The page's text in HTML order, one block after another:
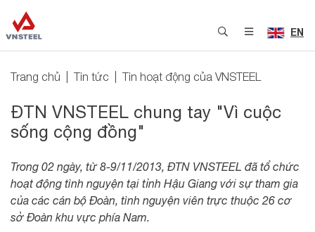
EN
Trang chủ Tin tức Tin hoạt động của VNSTEEL
ĐTN VNSTEEL chung tay "Vì cuộc
sống cộng đồng"
Trong 02 ngày, từ 8-9/11/2013, ĐTN VNSTEEL đã tổ chức
hoạt động tình nguyện tại tỉnh Hậu Giang với sự tham gia
của các cán bộ Đoàn, tình nguyện viên trực thuộc 26 cơ
sở Đoàn khu vực phía Nam.